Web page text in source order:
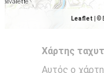
Leaflet ©
Χάρτης
Αυτός ο